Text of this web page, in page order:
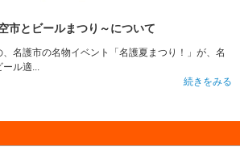
市とビールまつり～について
名護市の名物イベント「名護夏まつり！」が、名
ール適...
続きをみる